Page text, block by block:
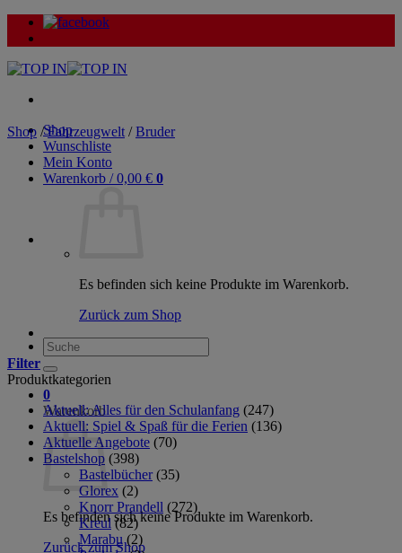
Zum
Inhalt
Shop
Wunschliste
Mein Konto
Warenkorb /0,00 € 0
Es befinden sich keine Produkte im Warenkorb.
Zurück zum Shop
Suche
nach:
0
Warenkorb
Es befinden sich keine Produkte im Warenkorb.
Zurück zum Shop
Shop / Fahrzeugwelt / Bruder
Filter
Produktkategorien
Aktuell: Alles für den Schulanfang (247)
Aktuell: Spiel & Spaß für die Ferien (136)
Aktuelle Angebote (70)
Bastelshop (398)
Bastelbücher (35)
Glorex (2)
Knorr Prandell (272)
Kreul (82)
Marabu (2)